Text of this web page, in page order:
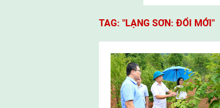
viện
TAG: "LẠNG SƠN: ĐỔI MỚI"